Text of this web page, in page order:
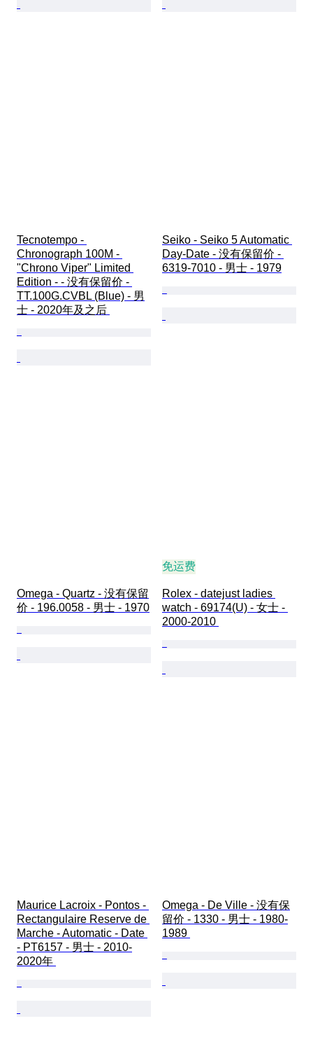
Tecnotempo -
Chronograph 100M -
"Chrono Viper" Limited
Edition - - 没有保留价 -
TT.100G.CVBL (Blue) - 男
士 - 2020年及之后
Seiko - Seiko 5 Automatic
Day-Date - 没有保留价 -
6319-7010 - 男士 - 1979
Omega - Quartz - 没有保留
价 - 196.0058 - 男士 - 1970
免运费
Rolex - datejust ladies
watch - 69174(U) - 女士 -
2000-2010
Maurice Lacroix - Pontos -
Rectangulaire Reserve de
Marche - Automatic - Date
- PT6157 - 男士 - 2010-
2020年
Omega - De Ville - 没有保
留价 - 1330 - 男士 - 1980-
1989